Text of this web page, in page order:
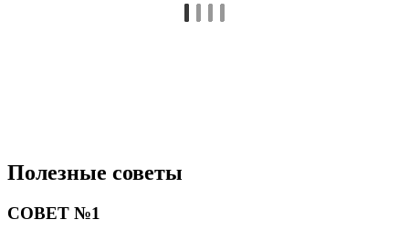
Полезные советы
СОВЕТ №1